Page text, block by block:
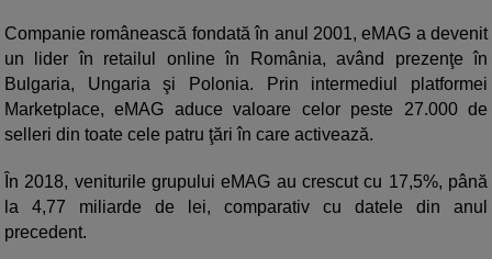
Companie românească fondată în anul 2001, eMAG a devenit
un lider în retailul online în România, având prezenţe în
Bulgaria, Ungaria şi Polonia. Prin intermediul platformei
Marketplace, eMAG aduce valoare celor peste 27.000 de
selleri din toate cele patru ţări în care activează.
În 2018, veniturile grupului eMAG au crescut cu 17,5%, până
la 4,77 miliarde de lei, comparativ cu datele din anul
precedent.